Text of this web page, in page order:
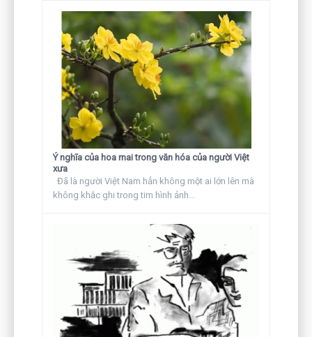
Ý nghĩa của hoa mai trong văn hóa của người Việt
xưa
Đã là người Việt Nam hẳn không một ai lớn lên mà
không khắc ghi trong tim hình ảnh...